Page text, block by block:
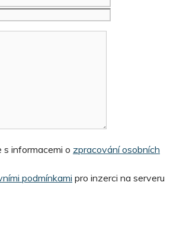
s informacemi o zpracování osobních
podmínkami pro inzerci na serveru